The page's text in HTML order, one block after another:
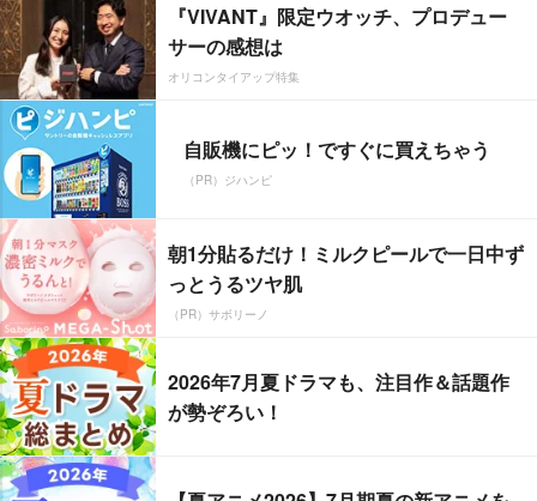
『VIVANT』限定ウオッチ、プロデュー
サーの感想は
オリコンタイアップ特集
自販機にピッ！ですぐに買えちゃう
（PR）ジハンピ
朝1分貼るだけ！ミルクピールで一日中ず
っとうるツヤ肌
（PR）サボリーノ
2026年7月夏ドラマも、注目作＆話題作
が勢ぞろい！